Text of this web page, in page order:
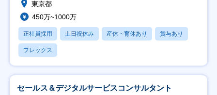
東京都
450万~1000万
正社員採用 土日祝休み 産休・育休あり 賞与あり
フレックス
セールス＆デジタルサービスコンサルタント